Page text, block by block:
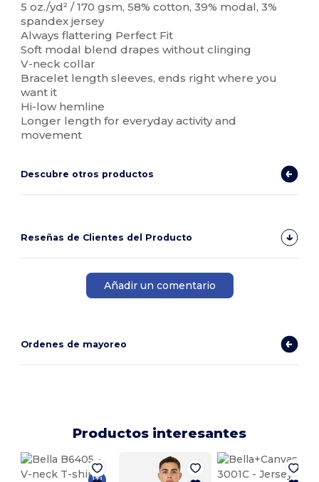
5 oz./yd² / 170 gsm, 58% cotton, 39% modal, 3%
spandex jersey
Always flattering Perfect Fit
Soft modal blend drapes without clinging
V-neck collar
Bracelet length sleeves, ends right where you
want it
Hi-low hemline
Longer length for everyday activity and
movement
Descubre otros productos
Reseñas de Clientes del Producto
Añadir un comentario
Ordenes de mayoreo
Productos interesantes